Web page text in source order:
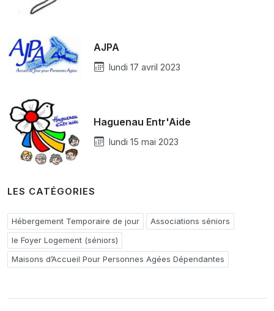
AJPA
lundi 17 avril 2023
Haguenau Entr'Aide
lundi 15 mai 2023
LES CATÉGORIES
Hébergement Temporaire de jour
Associations séniors
le Foyer Logement (séniors)
Maisons d’Accueil Pour Personnes Agées Dépendantes